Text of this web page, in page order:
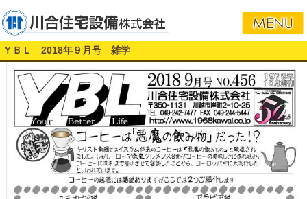
ＹＢＬ 2018年９月号 雑学